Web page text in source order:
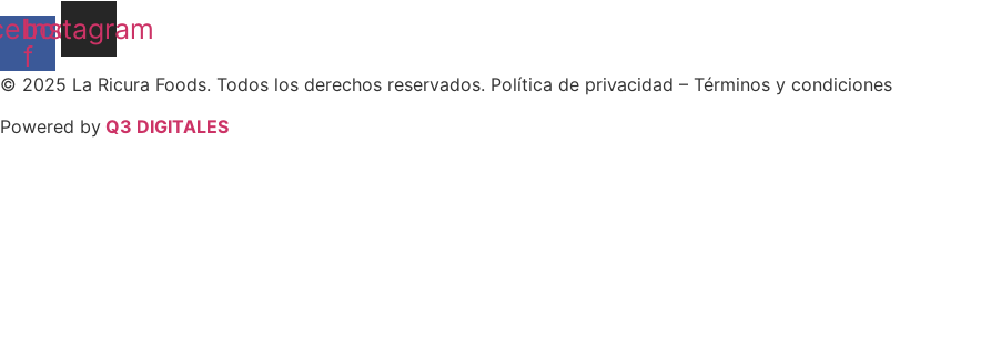
f
Instagram
© 2025 La Ricura Foods. Todos los derechos reservados. Política de privacidad – Términos y condiciones
Powered by Q3 DIGITALES